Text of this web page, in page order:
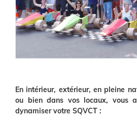
En intérieur, extérieur, en pleine
ou bien dans vos locaux, vous
dynamiser votre SQVCT :